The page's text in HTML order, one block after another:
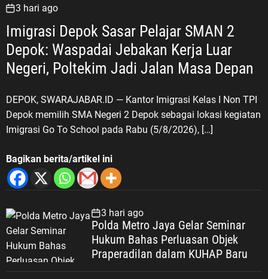
3 hari ago
Imigrasi Depok Sasar Pelajar SMAN 2
Depok: Waspadai Jebakan Kerja Luar
DEPOK, SWARAJABAR.ID — Kantor Imigrasi Kelas I Non TPI
Depok memilih SMA Negeri 2 Depok sebagai lokasi kegiatan
Imigrasi Go To School pada Rabu (5/8/2026), […]
Bagikan berita/artikel ini
3 hari ago
Polda Metro Jaya Gelar Seminar
Hukum Bahas Perluasan Objek
Praperadilan dalam KUHAP Baru